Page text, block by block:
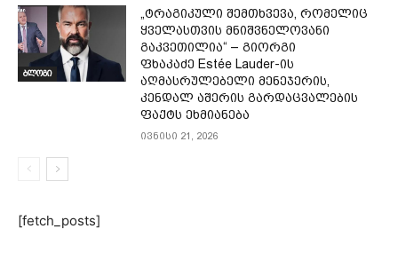
ბლოგი
„ტრაგიკული შემთხვევა, რომელიც
ყველასთვის მნიშვნელოვანი
გაკვეთილია“ – გიორგი
ფხაკაძე Estée Lauder-ის
აღმასრულებელი მენეჯერის,
კენდალ აშერის გარდაცვალების
ფაქტს ეხმიანება
ივნისი 21, 2026
[fetch_posts]